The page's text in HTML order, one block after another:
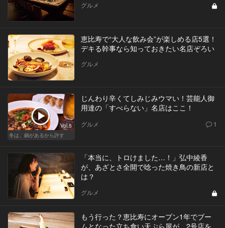
グルメ
恵比寿で“大人な飲み会”が楽しめる店5選！
デキる幹事なら知っておきたい名店ぞろい
グルメ
Vol.5
冬は、鍋があるから許す
じんわり辛くてしみじみウマい！芸能人御
用達の「すべらない」名店はここ！
グルメ 1
「本当に、トロけました…！」弘中綾香
が、あざとさ全開で唸った焼き鳥の新店と
は？
グルメ
もう行った？恵比寿にオープン1年でブー
ムとなった立ち食い天ぷら屋が、2号店を